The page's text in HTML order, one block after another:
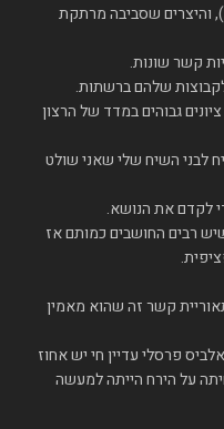
והיצרים שסביבה מרתקת
קשר שונות.
שלהם ברשתות.
גבוהים במדד של הרצון
לבני השיח שלי שאני שולט
לקדם את הנושא.
רבים החושבים כמותם אז
קשר זה שהוא מאמין
פרסלי עדיין חי יש אחוז
על הירח הייתה למעשה